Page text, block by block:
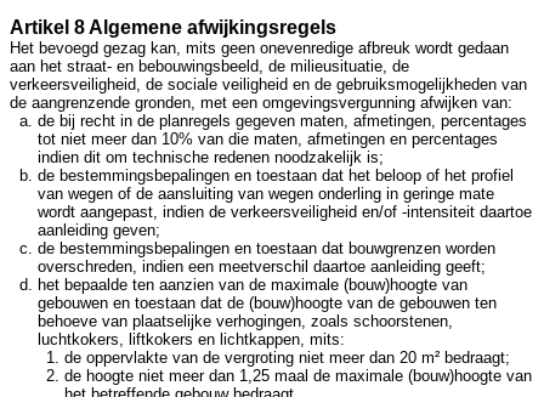
Artikel 8 Algemene afwijkingsregels
Het bevoegd gezag kan, mits geen onevenredige afbreuk wordt gedaan
aan het straat- en bebouwingsbeeld, de milieusituatie, de
verkeersveiligheid, de sociale veiligheid en de gebruiksmogelijkheden van
de aangrenzende gronden, met een omgevingsvergunning afwijken van:
de bij recht in de planregels gegeven maten, afmetingen, percentages
tot niet meer dan 10% van die maten, afmetingen en percentages
indien dit om technische redenen noodzakelijk is;
de bestemmingsbepalingen en toestaan dat het beloop of het profiel
van wegen of de aansluiting van wegen onderling in geringe mate
wordt aangepast, indien de verkeersveiligheid en/of -intensiteit daartoe
aanleiding geven;
de bestemmingsbepalingen en toestaan dat bouwgrenzen worden
overschreden, indien een meetverschil daartoe aanleiding geeft;
het bepaalde ten aanzien van de maximale (bouw)hoogte van
gebouwen en toestaan dat de (bouw)hoogte van de gebouwen ten
behoeve van plaatselijke verhogingen, zoals schoorstenen,
luchtkokers, liftkokers en lichtkappen, mits:
de oppervlakte van de vergroting niet meer dan 20 m² bedraagt;
de hoogte niet meer dan 1,25 maal de maximale (bouw)hoogte van